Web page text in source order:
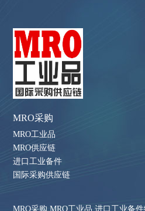
MRO采购
MRO工业品
MRO供应链
进口工业备件
国际采购供应链
MRO采购 MRO工业品 进口工业备